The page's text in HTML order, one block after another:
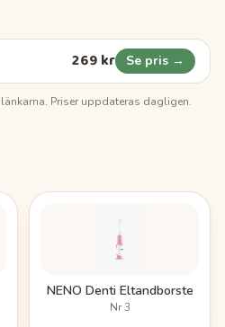
269 kr Se pris →
Priser uppdateras dagligen.
NENO Denti Eltandborste
Nr3